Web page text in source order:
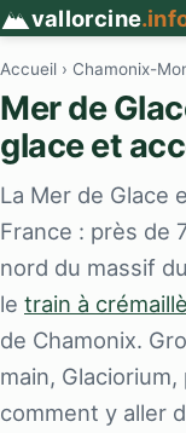
vallorcine
Accueil › Chamonix-
Mer de
glace et
La Mer de Glace
France : près de
nord du massif
le train à
de Chamonix.
main,
comment y aller